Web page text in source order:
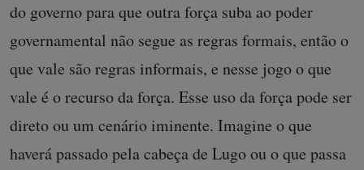
do governo para que outra força suba ao poder
governamental não segue as regras formais, então o
que vale são regras informais, e nesse jogo o que
vale é o recurso da força. Esse uso da força pode ser
direto ou um cenário iminente. Imagine o que
haverá passado pela cabeça de Lugo ou o que passa